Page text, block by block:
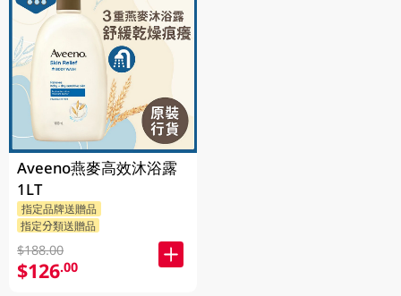
Aveeno燕麥高效沐浴露
1LT
指定品牌送贈品
指定分類送贈品
$188.00
$126.00